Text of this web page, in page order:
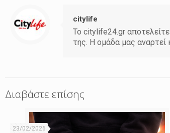
citylife
Το citylife24.gr
της. Η ομάδα μας
Διαβάστε επίσης
23/02/2026